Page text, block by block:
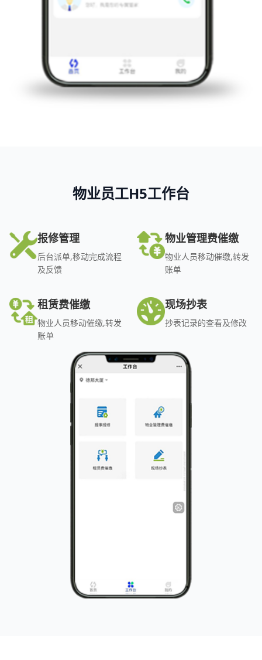
物业员工H5工作台
报修管理
后台派单,移动完成流程
及反馈
物业管理费催缴
物业人员移动催缴,转发
账单
租赁费催缴
物业人员移动催缴,转发
账单
现场抄表
抄表记录的查看及修改